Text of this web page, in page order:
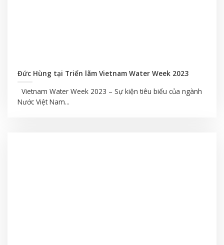
Đức Hùng tại Triển lãm Vietnam Water Week 2023
Vietnam Water Week 2023 – Sự kiện tiêu biểu của ngành
Nước Việt Nam...